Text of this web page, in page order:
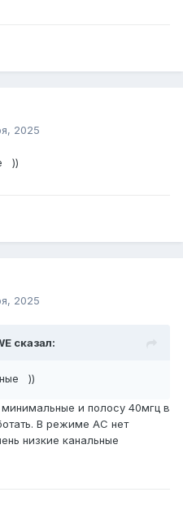
2025
))
2025
сказал:
))
и полосу 40мгц в
В режиме AC нет
низкие канальные